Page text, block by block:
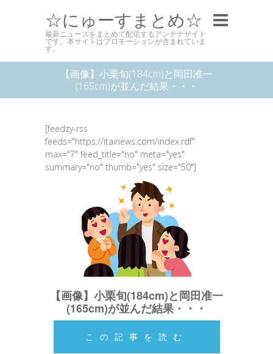
☆にゅーすまとめ☆
最新ニュースをまとめて配信するアンテナサイト
です。本サイトはプロモーションが含まれていま
す。
【画像】小栗旬(184cm)と岡田准一
(165cm)が並んだ結果・・・
[feedzy-rss
feeds="https://itainews.com/index.rdf"
max="7" feed_title="no" meta="yes"
summary="no" thumb="yes" size="50"]
【画像】小栗旬(184cm)と岡田准一
(165cm)が並んだ結果・・・
この記事を読む